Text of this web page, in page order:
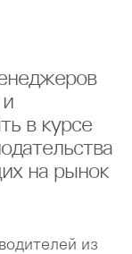
в курсе
на рынок
из